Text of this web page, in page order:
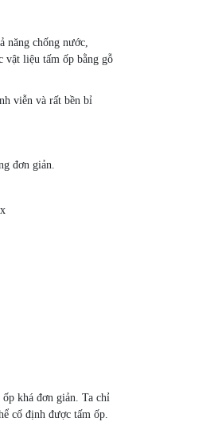
năng chống nước,
vật liệu tấm ốp bằng gỗ
viễn và rất bền bỉ
đơn giản.
khá đơn giản. Ta chỉ
cố định được tấm ốp.